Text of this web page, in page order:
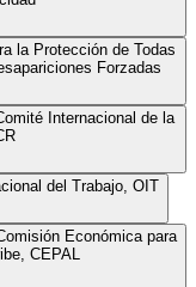
la Protección de Todas
Forzadas
Internacional de la
del Trabajo, OIT
Económica para
CEPAL